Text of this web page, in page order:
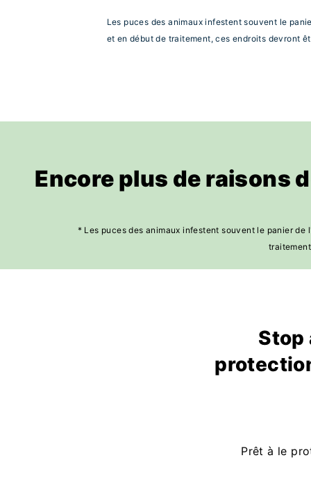
Les puces des animaux infestent souvent le
et en début de traitement, ces endroits devront
Encore plus de raisons
* Les puces des animaux infestent souvent le panier
Stop
Prêt à le